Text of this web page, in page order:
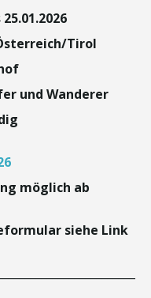
a
Tirol
Wanderer
ab
siehe Link